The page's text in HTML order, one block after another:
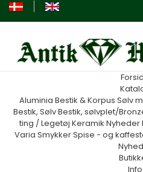
Aluminia Bestik & Korpus Sølv
Bestik, SølvBestik, sølvplet/
ting / Legetøj Keramik Nyheder
Varia SmykkerSpise - og
Info